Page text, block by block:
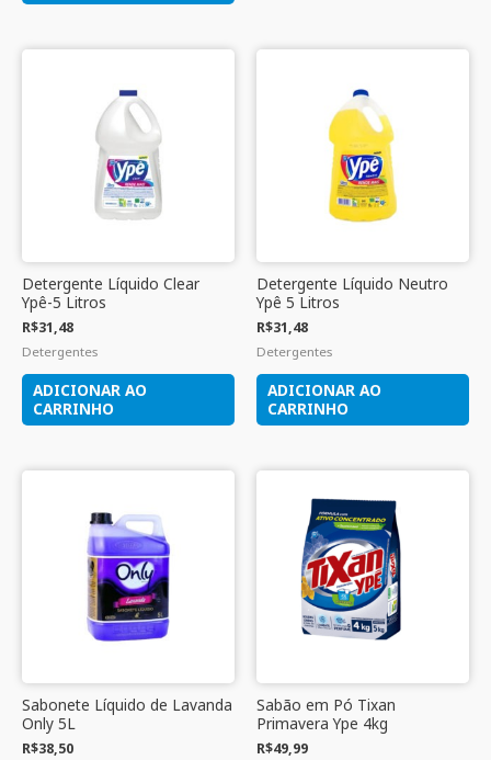
Detergente Líquido Clear
Ypê-5 Litros
R$31,48
Detergentes
ADICIONAR AO
CARRINHO
Detergente Líquido Neutro
Ypê 5 Litros
R$31,48
Detergentes
ADICIONAR AO
CARRINHO
Sabonete Líquido de Lavanda
Only 5L
R$38,50
Sabão em Pó Tixan
Primavera Ype 4kg
R$49,99